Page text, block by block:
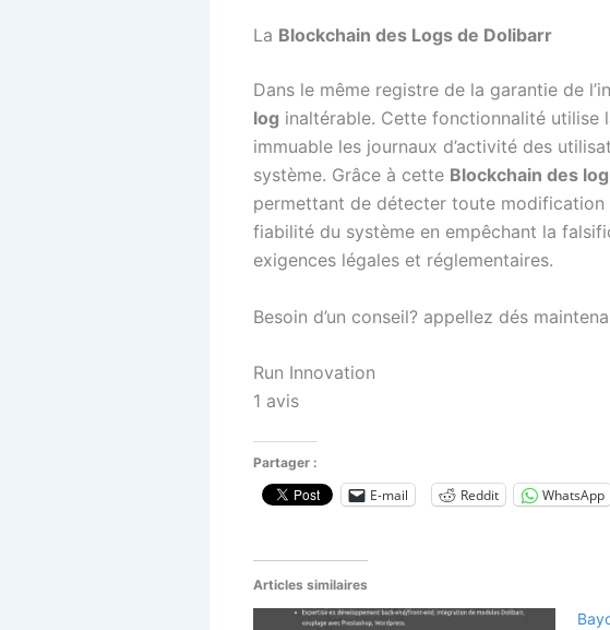
La Blockchain des Logs de Dolibarr
Dans le même registre de la garantie de
log inaltérable. Cette fonctionnalité utilise
immuable les journaux d’activité des
système. Grâce à cette Blockchain des log
permettant de détecter toute modification
fiabilité du système en empêchant la
exigences légales et réglementaires.
Besoin d’un conseil? appellez dés
Run Innovation
1 avis
Partager :
E-mail Reddit WhatsApp
Articles similaires